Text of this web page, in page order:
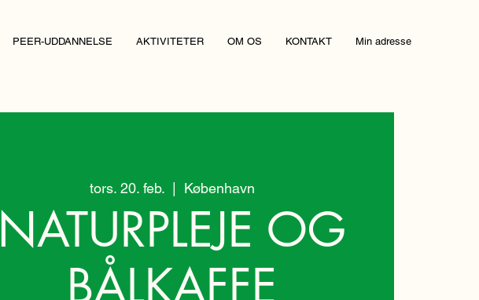
PEER-UDDANNELSE AKTIVITETER OM OS KONTAKT Min adresse
tors. 20. feb.
  |
København
NATURPLEJE OG
BÅLKAFFE